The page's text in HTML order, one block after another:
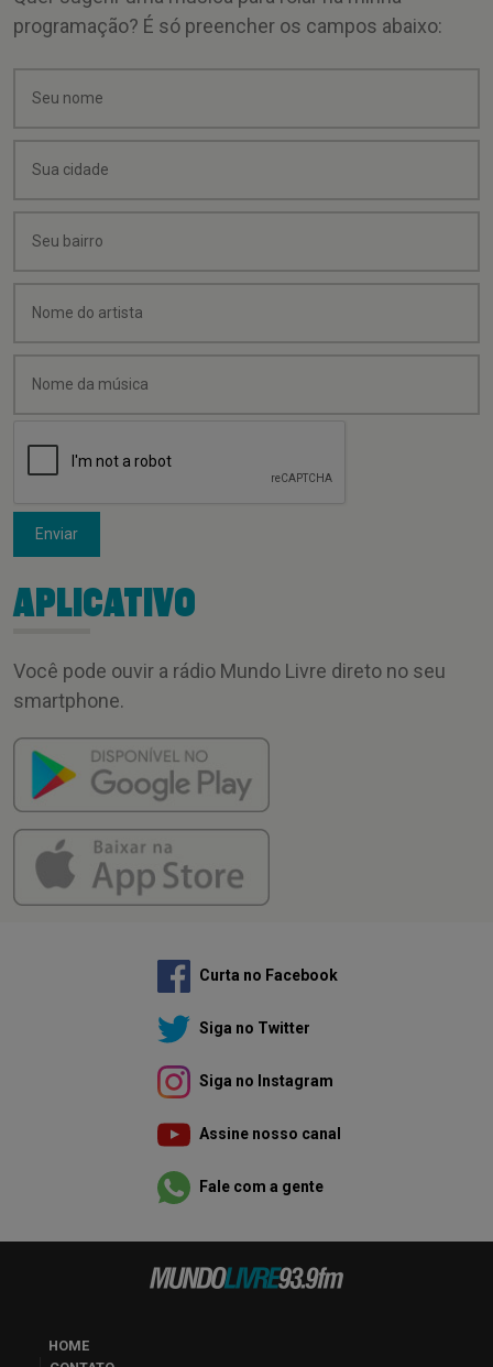
programação? É só preencher os campos abaixo:
Enviar
APLICATIVO
Você pode ouvir a rádio Mundo Livre direto no seu
smartphone.
Curta no Facebook
Siga no Twitter
Siga no Instagram
Assine nosso canal
Fale com a gente
HOME